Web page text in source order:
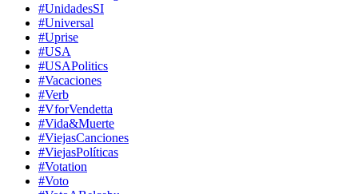
#UnidadesSI
#Universal
#Uprise
#USA
#USAPolitics
#Vacaciones
#Verb
#VforVendetta
#Vida&Muerte
#ViejasCanciones
#ViejasPolíticas
#Votation
#Voto